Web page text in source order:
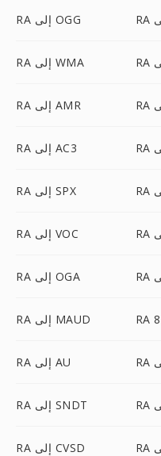
RA إلى OGG
RA إلى WMA
RA إلى AMR
RA إلى AC3
RA إلى SPX
RA إلى VOC
RA إلى OGA
RA إلى MAUD
RA إلى AU
RA إلى SNDT
RA إلى CVSD